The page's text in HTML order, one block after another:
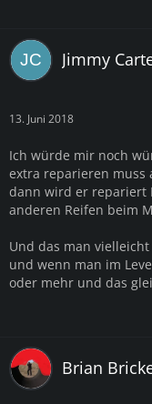
Jimmy
13. Juni 2018
Ich würde mir noch
extra reparieren muss
dann wird er repariert
anderen Reifen beim
Und das man
und wenn man im
oder mehr und das
Brian